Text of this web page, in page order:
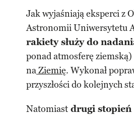
Jak wyjaśniają eksperci z
Astronomii Uniwersytetu
rakiety służy do
ponad atmosferę
naZiemię. Wykonał
przyszłości do kolejnych
Natomiast drugi stopień